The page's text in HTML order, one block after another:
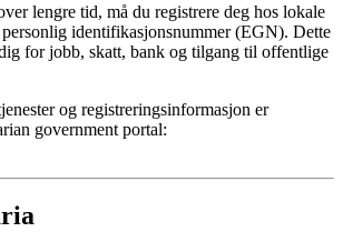
lengre tid, må du registrere deg hos lokale
identifikasjonsnummer (EGN). Dette
for jobb, skatt, bank og tilgang til offentlige
og registreringsinformasjon er
government portal: